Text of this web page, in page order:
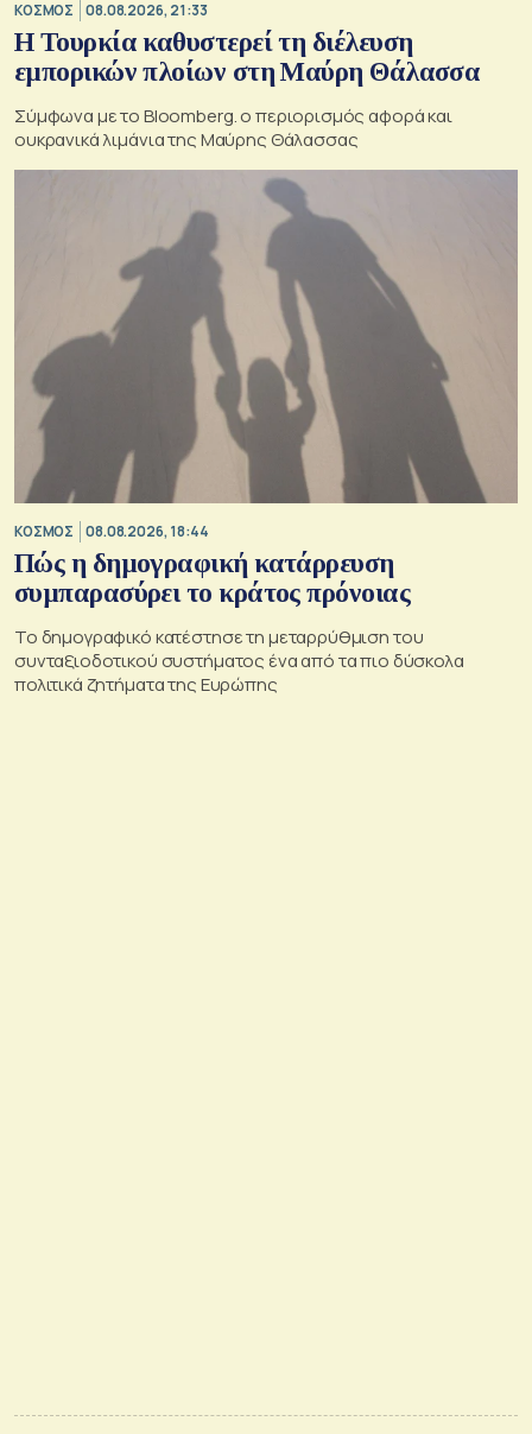
ΚΟΣΜΟΣ 08.08.2026, 21:33
Η Τουρκία καθυστερεί τη διέλευση
εμπορικών πλοίων στη Μαύρη Θάλασσα
Σύμφωνα με το Bloomberg. ο περιορισμός αφορά και
ουκρανικά λιμάνια της Μαύρης Θάλασσας
ΚΟΣΜΟΣ 08.08.2026, 18:44
Πώς η δημογραφική κατάρρευση
συμπαρασύρει το κράτος πρόνοιας
Το δημογραφικό κατέστησε τη μεταρρύθμιση του
συνταξιοδοτικού συστήματος ένα από τα πιο δύσκολα
πολιτικά ζητήματα της Ευρώπης